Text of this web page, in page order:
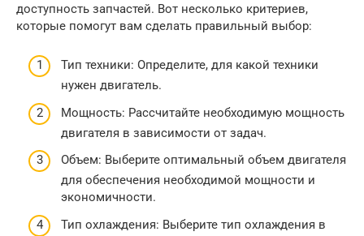
доступность запчастей. Вот несколько критериев,
которые помогут вам сделать правильный выбор:
Тип техники: Определите, для какой техники
нужен двигатель.
Мощность: Рассчитайте необходимую мощность
двигателя в зависимости от задач.
Объем: Выберите оптимальный объем двигателя
для обеспечения необходимой мощности и
экономичности.
Тип охлаждения: Выберите тип охлаждения в